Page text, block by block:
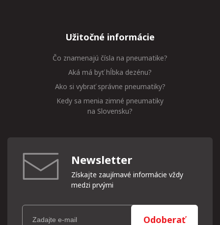
Užitočné informácie
Čo znamenajú čísla na pneumatike?
Aká má byť hĺbka dezénu?
Ako si vybrať správne pneumatiky?
Kedy sa menia zimné pneumatiky
na Slovensku?
Newsletter
Získajte zaujímavé informácie vždy
medzi prvými
Odoberať